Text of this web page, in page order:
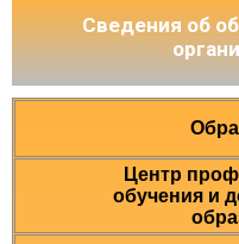
Сведения об
Центр
обучения и